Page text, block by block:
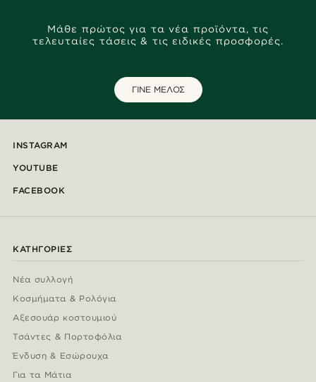
Μάθε πρώτος για τα νέα προϊόντα, τις
τελευταίες τάσεις & τις ειδικές προσφορές.
ΓΙΝΕ ΜΕΛΟΣ
INSTAGRAM
YOUTUBE
FACEBOOK
ΚΑΤΗΓΟΡΊΕΣ
Νέα συλλογή
Κοσμήματα & Ρολόγια
Αξεσουάρ κοστουμιού
Τσάντες & Πορτοφόλια
Ένδυση & Εσώρουχα
Για τα Μάτια